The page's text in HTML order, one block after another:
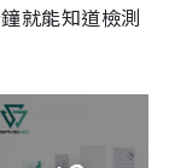
就能知道檢測